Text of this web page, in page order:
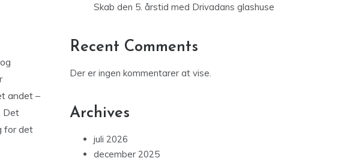
andet –
Det
for det
Skab den 5. årstid med Drivadans glashuse
Recent Comments
Der er ingen kommentarer at vise.
Archives
juli 2026
december 2025